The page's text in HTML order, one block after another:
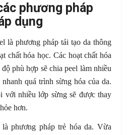
phương pháp
dụng
là phương pháp tái tạo da thông
chất hóa học. Các hoạt chất hóa
phù hợp sẽ chia peel làm nhiều
quá trình sừng hóa của da.
với nhiều lớp sừng sẽ được thay
hơn.
phương pháp trẻ hóa da. Vừa